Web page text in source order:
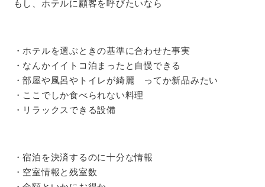
もし、ホテルに顧客を呼びたいなら
・ホテルを選ぶときの基準に合わせた事実
・なんかイイトコ泊まったと自慢できる
・部屋や風呂やトイレが綺麗 ってか新品みたい
・ここでしか食べられない料理
・リラックスできる設備
・宿泊を決済するのに十分な情報
・空室情報と残室数